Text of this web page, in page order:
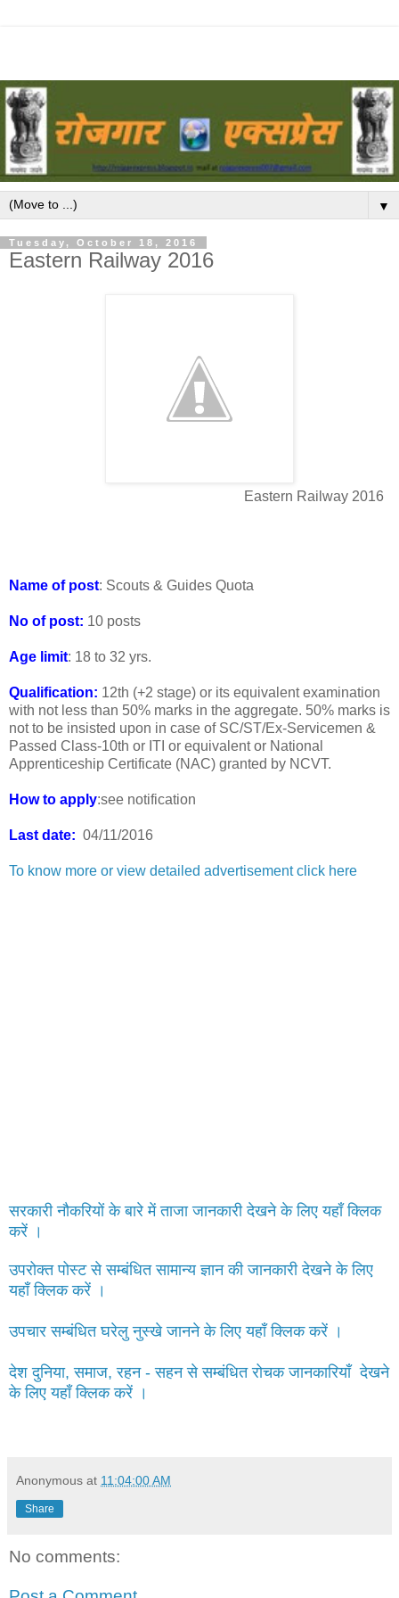
▼
Tuesday, October 18, 2016
Eastern Railway 2016
Eastern Railway 2016
Name of post: Scouts & Guides Quota
No of post: 10 posts
Age limit: 18 to 32 yrs.
Qualification: 12th (+2 stage) or its equivalent examination
with not less than 50% marks in the aggregate. 50% marks is
not to be insisted upon in case of SC/ST/Ex-Servicemen &
Passed Class-10th or ITI or equivalent or National
Apprenticeship Certificate (NAC) granted by NCVT.
How to apply:see notification
Last date: 04/11/2016
To know more or view detailed advertisement click here
सरकारी नौकरियों के बारे में ताजा जानकारी देखने के लिए यहाँ क्लिक
करें ।
उपरोक्त पोस्ट से सम्बंधित सामान्य ज्ञान की जानकारी देखने के लिए
यहाँ क्लिक करें ।
उपचार सम्बंधित घरेलु नुस्खे जानने के लिए यहाँ क्लिक करें ।
देश दुनिया, समाज, रहन - सहन से सम्बंधित रोचक जानकारियाँ देखने
के लिए यहाँ क्लिक करें ।
Anonymous at 11:04:00 AM
Share
No comments: